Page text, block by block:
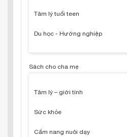
Tâm lý tuổi teen
Du học - Hướng nghiệp
Sách cho cha mẹ
Tâm lý – giới tính
Sức khỏe
Cẩm nang nuôi dạy